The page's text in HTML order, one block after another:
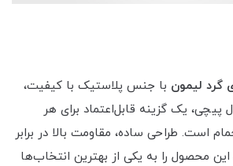
گرد لیمون با جنس پلاستیک با کیفیت،
پیچی، یک گزینه قابل‌اعتماد برای هر
است. طراحی ساده، مقاومت بالا در برابر
محصول را به یکی از بهترین انتخاب‌ها